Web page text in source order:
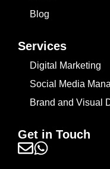
Blog
Services
Digital Marketing
Social Media
Brand and Visual
Get in Touch